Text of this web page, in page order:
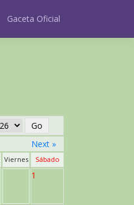
Gaceta Oficial
Next »
Viernes Sábado
1